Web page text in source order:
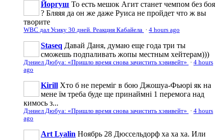
Йоргуш То есть мешок Агит станет чемпом без боя
? Бляяя да он же даже Руиса не пройдет что ж вы
творите
WBC дал Усику 30 дней. Реакция Кабайела · 4 hours ago
Staseq Давай Даня, думаю еще года три ты
сможешь подпаливать жопы местным хейтерам)))
Дэниел Дюбуа: «Пришло время снова зачистить хэвивейт» · 4 hours
ago
Kirill Хто б не переміг в бою Джошуа-Фьюрі як на
мене їм треба буде ще принаймні 1 перемога над
кимось з...
Дэниел Дюбуа: «Пришло время снова зачистить хэвивейт» · 4 hours
ago
Art Lyalin Ноябрь 28 Дюссельдорф ха ха ха. Или